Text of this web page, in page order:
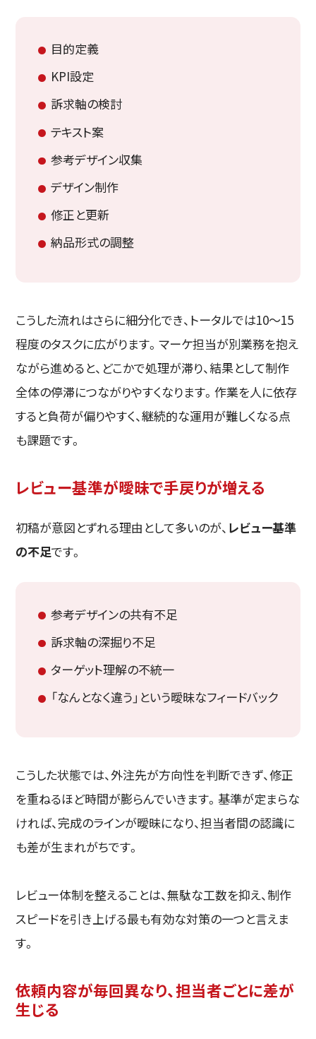
目的定義
KPI設定
訴求軸の検討
テキスト案
参考デザイン収集
デザイン制作
修正と更新
納品形式の調整
こうした流れはさらに細分化でき、トータルでは10〜15
程度のタスクに広がります。マーケ担当が別業務を抱え
ながら進めると、どこかで処理が滞り、結果として制作
全体の停滞につながりやすくなります。作業を人に依存
すると負荷が偏りやすく、継続的な運用が難しくなる点
も課題です。
レビュー基準が曖昧で手戻りが増える
初稿が意図とずれる理由として多いのが、 レビュー基準
の不足です。
参考デザインの共有不足
訴求軸の深掘り不足
ターゲット理解の不統一
「なんとなく違う」という曖昧なフィードバック
こうした状態では、外注先が方向性を判断できず、修正
を重ねるほど時間が膨らんでいきます。基準が定まらな
ければ、完成のラインが曖昧になり、担当者間の認識に
も差が生まれがちです。
レビュー体制を整えることは、無駄な工数を抑え、制作
スピードを引き上げる最も有効な対策の一つと言えま
す。
依頼内容が毎回異なり、担当者ごとに差が
生じる